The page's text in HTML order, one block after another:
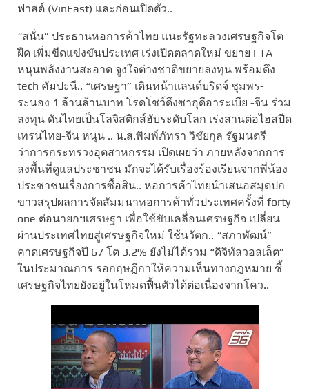
ฟาสต์ (VinFast) และก่อนเปิดตัว..
“สนั่น” ประธานหอการค้าไทย แนะรัฐทะลวงเศรษฐกิจโต
ฝืด เพิ่มขีดแข่งขันประเทศ เร่งเปิดตลาดใหม่ ขยาย FTA
หนุนพลังงานสะอาด จูงใจต่างชาติขยายลงทุน พร้อมดึง
tech คัมปะนี.. “เศรษฐา” เดินหน้าแลนด์บริดจ์ ชุมพร-
ระนอง 1 ล้านล้านบาท โรดโชว์ดึงซาอุดีอาระเบีย -จีน ร่วม
ลงทุน ดันไทยเป็นโลจิสติกส์ฮับระดับโลก เร่งสานต่อไฮสปีด
เทรนไทย-จีน หนุน .. น.ส.พิมพ์ภัทรา วิชัยกุล รัฐมนตรี
ว่าการกระทรวงอุตสาหกรรม เปิดเผยว่า ภายหลังจากการ
ลงพื้นที่ดูแลประชาชน มักจะได้รับเรื่องร้องเรียนจากพี่น้อง
ประชาชนเรื่องการซื้อสิน.. หอการค้าไทยนำเสนอสมุดปก
ขาวสรุปผลการจัดสัมมนาหอการค้าทั่วประเทศครั้งที่ forty
one ต่อนายกฯเศรษฐา เพื่อใช้ขับเคลื่อนเศรษฐกิจ เปลี่ยน
ผ่านประเทศไทยสู่เศรษฐกิจใหม่ ใช้นวัตก.. “สภาพัฒน์”
คาดเศรษฐกิจปี 67 โต 3.2% ยังไม่ได้รวม “ดิจิทัลวอลเล็ต”
ในประมาณการ รอกฤษฎีกาให้ความเห็นทางกฎหมาย ชี้
เศรษฐกิจไทยยังอยู่ในโหมดฟื้นตัวได้ต่อเนื่องจากโคว..